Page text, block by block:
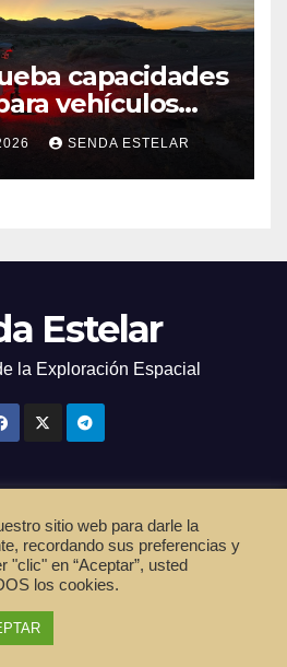
capacidades
vehículos
lunares y
SENDA ESTELAR
Estelar
la Exploración Espacial
|Tema: Newsup deThemeansar
Cookies
sitio web para darle la
recordando sus preferencias y
"clic" en “Aceptar”, usted
los cookies.